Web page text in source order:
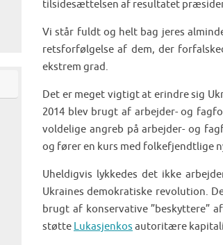
tilsidesættelsen af resultatet
Vi står fuldt og helt bag jeres
retsforfølgelse af dem, der
ekstrem grad.
Det er meget vigtigt at erindre sig
2014 blev brugt af arbejder- og
voldelige angreb på arbejder- og
og fører en kurs med folkefjendtlige
Uheldigvis lykkedes det ikke
Ukraines demokratiske revolution.
brugt af konservative ”beskyttere”
støtte Lukasjenkos autoritære